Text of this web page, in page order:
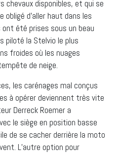
chevaux disponibles, et qui se
obligé d’aller haut dans les
été prises sous un beau
piloté la Stelvio le plus
froides où les nuages
de neige.
les carénages mal conçus
à opérer deviennent très vite
Derreck Roemer a
le siège en position basse
de se cacher derrière la moto
L’autre option pour